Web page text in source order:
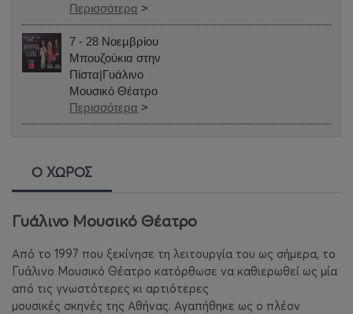
Περισσότερα >
7 - 28 Νοεμβρίου
Μπουζούκια στην
Πίστα|Γυάλινο
Μουσικό Θέατρο
Περισσότερα >
Ο ΧΩΡΟΣ
Γυάλινο Μουσικό Θέατρο
Από το 1997 που ξεκίνησε τη λειτουργία του ως σήμερα, το
Γυάλινο Μουσικό Θέατρο κατόρθωσε να καθιερωθεί ως μία
από τις γνωστότερες κι αρτιότερες
μουσικές σκηνές της Αθήνας. Αγαπήθηκε ως ο πλέον